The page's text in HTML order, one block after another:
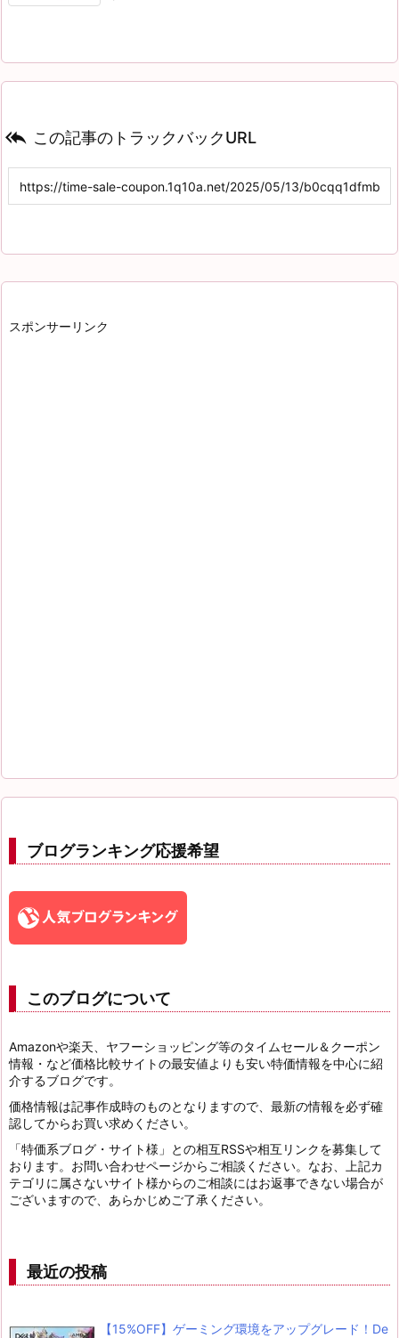
 この記事のトラックバックURL
スポンサーリンク
ブログランキング応援希望
このブログについて
Amazonや楽天、ヤフーショッピング等のタイムセール＆クーポン
情報・など価格比較サイトの最安値よりも安い特価情報を中心に紹
介するブログです。
価格情報は記事作成時のものとなりますので、最新の情報を必ず確
認してからお買い求めください。
「特価系ブログ・サイト様」との相互RSSや相互リンクを募集して
おります。お問い合わせページからご相談ください。なお、上記カ
テゴリに属さないサイト様からのご相談にはお返事できない場合が
ございますので、あらかじめご了承ください。
最近の投稿
【15%OFF】ゲーミング環境をアップグレード！De